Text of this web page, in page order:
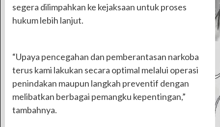
segera dilimpahkan ke kejaksaan untuk proses
hukum lebih lanjut.
“Upaya pencegahan dan pemberantasan narkoba
terus kami lakukan secara optimal melalui operasi
penindakan maupun langkah preventif dengan
melibatkan berbagai pemangku kepentingan,”
tambahnya.